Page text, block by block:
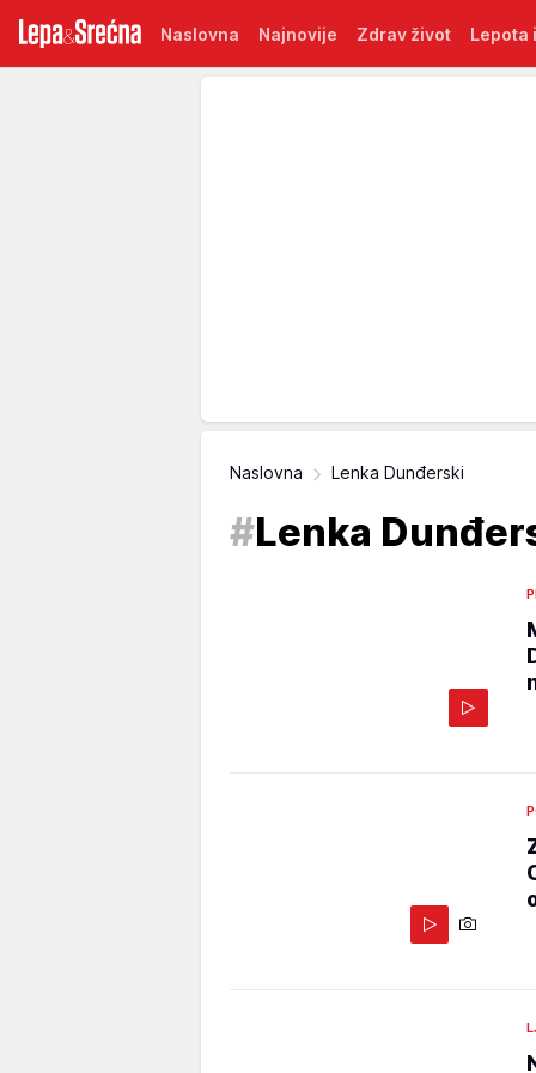
Naslovna Najnovije Zdrav život Lepota
Naslovna Lenka Dunđerski
#Lenka